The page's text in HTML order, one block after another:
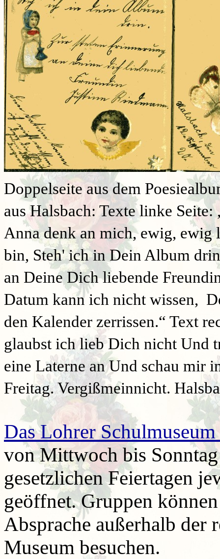
Doppelseite aus dem
aus Halsbach: Texte linke
Anna denk an mich, ewig, ewig
bin, Steh' ich in Dein Album
an Deine Dich liebende
Datum kann ich nicht wissen,
den Kalender zerrissen.“ Text
glaubst ich lieb Dich nicht Und
eine Laterne an Und schau mir
Freitag. Vergißmeinnicht.
Das Lohrer
von Mittwoch bis
gesetzlichen Feiertagen
geöffnet. Gruppen
Absprache außerhalb der
Museum besuchen.